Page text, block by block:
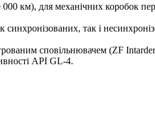
км), для механічних коробок
синхронізованих, так і
сповільнювачем (ZF
API GL-4.